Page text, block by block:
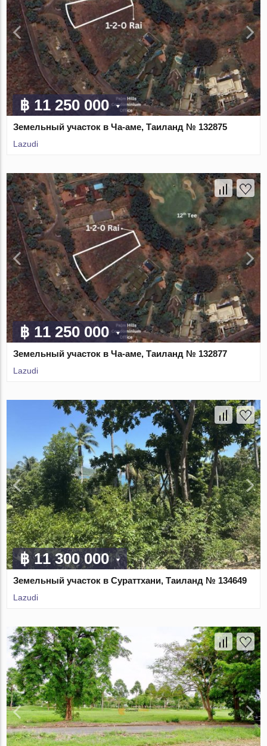
฿ 11 250 000
Земельный участок в Ча-аме, Таиланд № 132875
Lazudi
฿ 11 250 000
Земельный участок в Ча-аме, Таиланд № 132877
Lazudi
฿ 11 300 000
Земельный участок в Сураттхани, Таиланд № 134649
Lazudi